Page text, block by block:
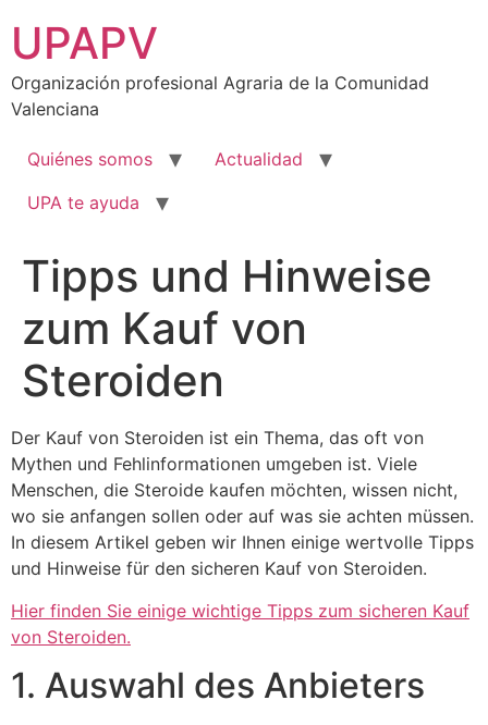
contenido
UPAPV
Organización profesional Agraria de la Comunidad
Valenciana
Quiénes somos
Actualidad
UPA te ayuda
Tipps und Hinweise
zum Kauf von
Steroiden
Der Kauf von Steroiden ist ein Thema, das oft von
Mythen und Fehlinformationen umgeben ist. Viele
Menschen, die Steroide kaufen möchten, wissen nicht,
wo sie anfangen sollen oder auf was sie achten müssen.
In diesem Artikel geben wir Ihnen einige wertvolle Tipps
und Hinweise für den sicheren Kauf von Steroiden.
Hier finden Sie einige wichtige Tipps zum sicheren Kauf
von Steroiden.
1. Auswahl des Anbieters